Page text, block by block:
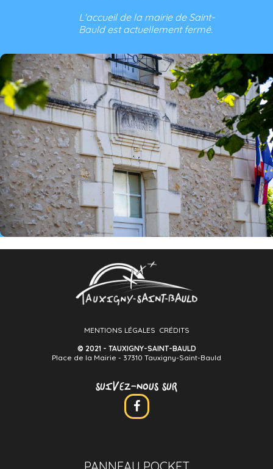
L'accueil de la mairie de Saint-
Bauld est actuellement fermé.
MENTIONS LÉGALES CRÉDITS
© 2021 - TAUXIGNY-SAINT-BAULD
Place de la Mairie - 37310 Tauxigny-Saint-Bauld
SUIVEZ-NOUS SUR